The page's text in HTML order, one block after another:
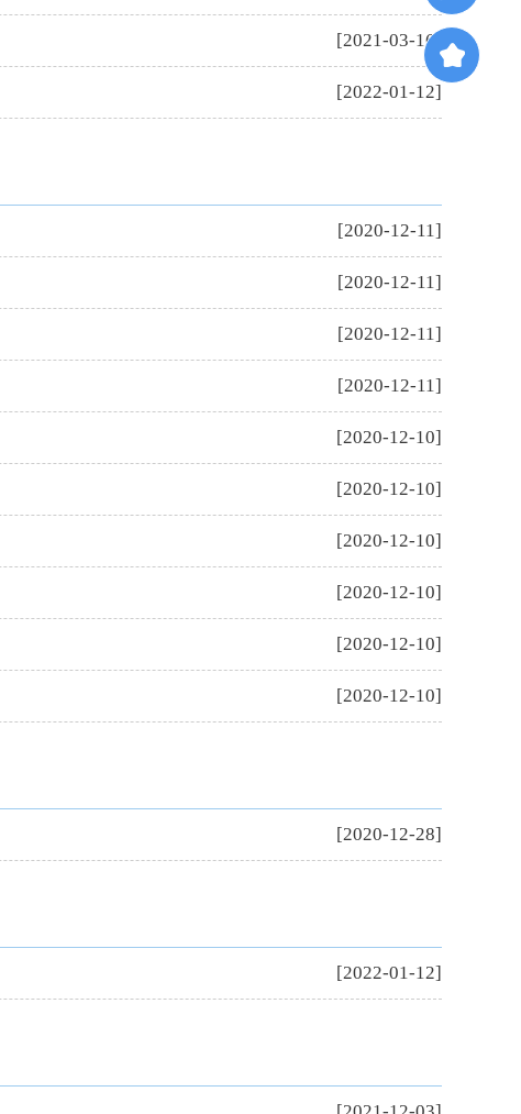
[2021-03-16]
[2022-01-12]
[2020-12-11]
[2020-12-11]
[2020-12-11]
[2020-12-11]
[2020-12-10]
[2020-12-10]
[2020-12-10]
[2020-12-10]
[2020-12-10]
[2020-12-10]
[2020-12-28]
[2022-01-12]